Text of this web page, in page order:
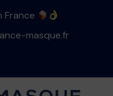
France
masque.fr